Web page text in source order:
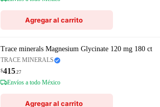
Agregar al carrito
Trace minerals Magnesium Glycinate 120 mg 180 ct
TRACE MINERALS
$415.27
Envíos a todo México
Agregar al carrito